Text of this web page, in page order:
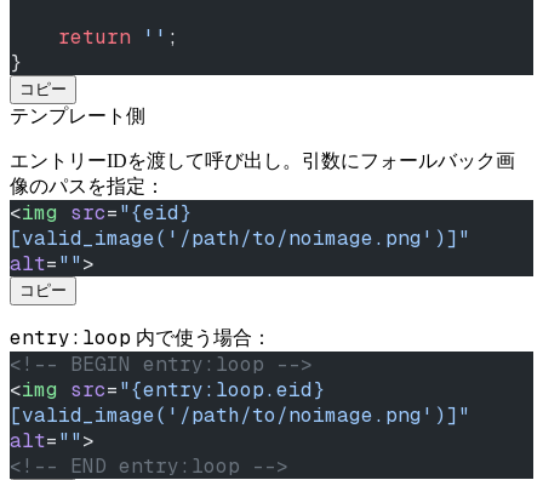
    return
'' ;
}
コピー
テンプレート側
エントリーIDを渡して呼び出し。引数にフォールバック画
像のパスを指定：
<img src="{eid}
[valid_image('/path/to/noimage.png')]"
alt="">
コピー
entry:loop 内で使う場合：
<!-- BEGIN entry:loop -->
<img src="{entry:loop.eid}
[valid_image('/path/to/noimage.png')]"
alt="">
<!-- END entry:loop -->